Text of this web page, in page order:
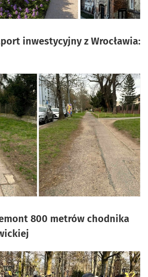
inwestycyjny z Wrocławia:
800 metrów chodnika